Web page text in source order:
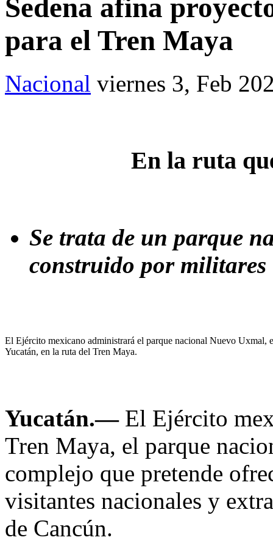
Sedena afina
para el Tren Maya
Nacional viernes 3, Feb
En la ruta
Se trata de un parque
construido por militares
El Ejército mexicano administrará el parque nacional Nuevo Uxmal,
Yucatán, en la ruta del Tren Maya.
Yucatán.—El Ejército
Tren Maya, el parque
complejo que pretende
visitantes nacionales y
de Cancún.